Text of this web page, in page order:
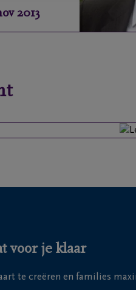
2013
voor je klaar
te creëren en families